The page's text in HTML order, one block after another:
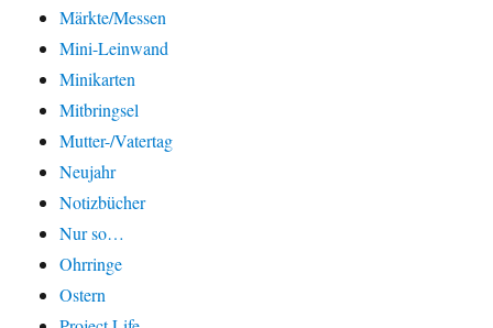
Märkte/Messen
Mini-Leinwand
Minikarten
Mitbringsel
Mutter-/Vatertag
Neujahr
Notizbücher
Nur so…
Ohrringe
Ostern